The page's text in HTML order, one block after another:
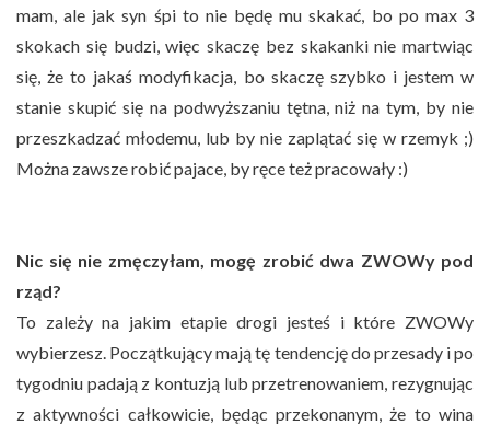
mam, ale jak syn śpi to nie będę mu skakać, bo po max 3
skokach się budzi, więc skaczę bez skakanki nie martwiąc
się, że to jakaś modyfikacja, bo skaczę szybko i jestem w
stanie skupić się na podwyższaniu tętna, niż na tym, by nie
przeszkadzać młodemu, lub by nie zaplątać się w rzemyk ;)
Można zawsze robić pajace, by ręce też pracowały :)
Nic się nie zmęczyłam, mogę zrobić dwa ZWOWy pod
rząd?
To zależy na jakim etapie drogi jesteś i które ZWOWy
wybierzesz. Początkujący mają tę tendencję do przesady i po
tygodniu padają z kontuzją lub przetrenowaniem, rezygnując
z aktywności całkowicie, będąc przekonanym, że to wina